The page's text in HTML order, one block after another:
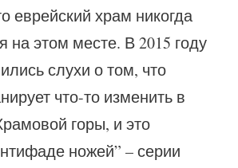
еврейский храм никогда
на этом месте. В 2015 году
слухи о том, что
что-то изменить в
горы, и это
ножей” – серии